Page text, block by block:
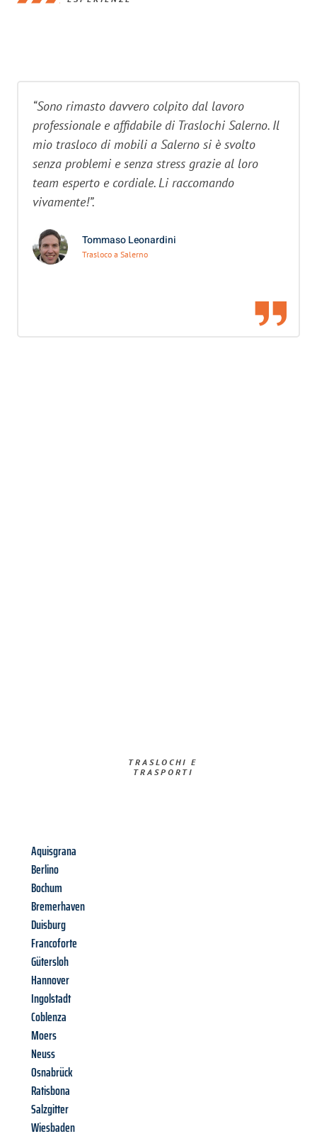
“Sono rimasto davvero colpito dal lavoro
professionale e affidabile di Traslochi Salerno. Il
mio trasloco di mobili a Salerno si è svolto
senza problemi e senza stress grazie al loro
team esperto e cordiale. Li raccomando
vivamente!”.
Tommaso Leonardini
Trasloco a Salerno
TRASLOCHI E
TRASPORTI​
Aquisgrana
Berlino
Bochum
Bremerhaven
Duisburg
Francoforte
Gütersloh
Hannover
Ingolstadt
Coblenza
Moers
Neuss
Osnabrück
Ratisbona
Salzgitter
Wiesbaden